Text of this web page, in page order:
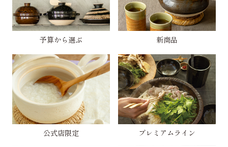
予算から選ぶ 新商品
公式店限定 プレミアムライン